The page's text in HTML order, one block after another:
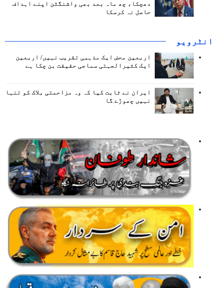
دھچکا، چھ ماہ بعد بھی واشنگٹن اپنے اہداف
حاصل نہ کرسکا
انٹرويو
اربعین محض ایک مذہبی تقریب نہیں/ اربعین
ایک کثیرالجہتی سماجی حقیقت بن چکا ہے
ایران نے ثابت کیا کہ وہ مزاحمتی بلاک کو تنہا
نہیں چھوڑے گا